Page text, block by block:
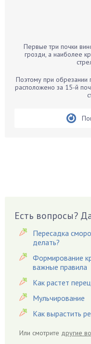
Бархатцы
Белые грибы
Бирючина
Вишня
Вредители
Гардения
Гацания
Гвоздики
Георгины
Герань
Гиацинт
Гиппеаструм
Первые три почки
грозди, а наиболее
Поэтому при обрезании
расположено за 15-й
Есть вопросы?
Пересадка
делать?
Формирование
важные правила
Как растет
Мульчирование
Как вырастить
Или смотрите другие